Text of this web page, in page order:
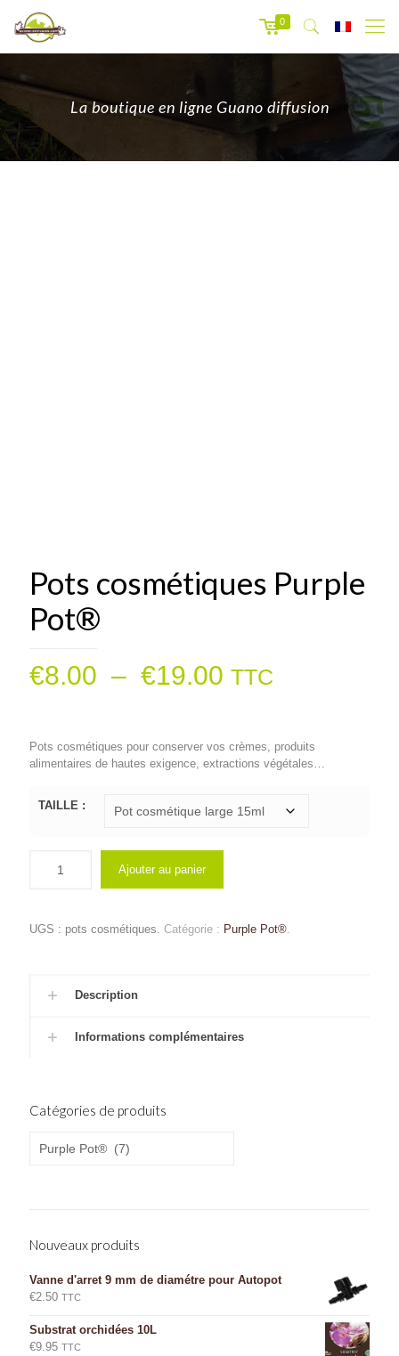
0
La boutique en ligne Guano diffusion
Pots cosmétiques Purple
Pot®
€8.00 – €19.00 Plage
€8.00
€19.00
TTC
Pots cosmétiques pour conserver vos crèmes, produits
alimentaires de hautes exigence, extractions végétales…
TAILLE :
Ajouter au panier
UGS : pots cosmétiques Catégorie : Purple Pot®
Description
Informations complémentaires
Catégories de produits
Nouveaux produits
Vanne d'arret 9 mm de diamétre pour Autopot
€2.50 TTC
Substrat orchidées 10L
€9.95 TTC